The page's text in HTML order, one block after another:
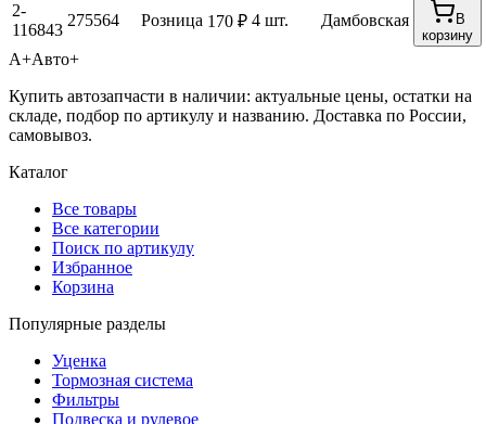
2-
116843
275564 Розница 170 ₽ 4 шт. Дамбовская
В
корзину
А+Авто+
Купить автозапчасти в наличии: актуальные цены, остатки на
складе, подбор по артикулу и названию. Доставка по России,
самовывоз.
Каталог
Все товары
Все категории
Поиск по артикулу
Избранное
Корзина
Популярные разделы
Уценка
Тормозная система
Фильтры
Подвеска и рулевое